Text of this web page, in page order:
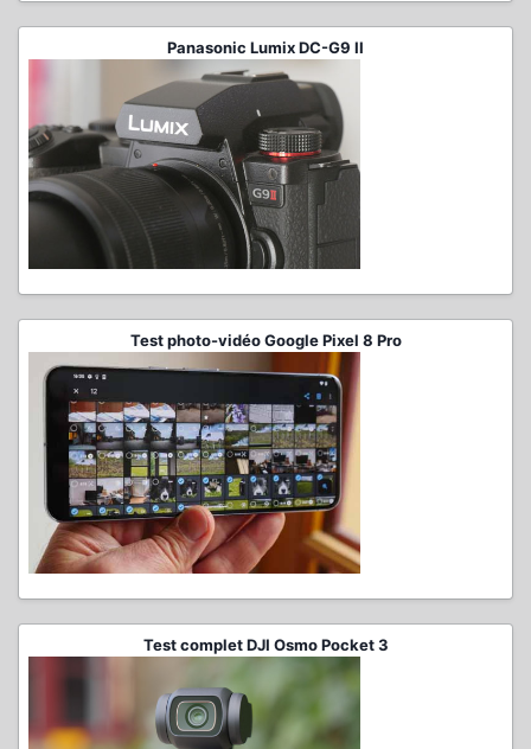
Panasonic Lumix DC-G9 II
Test photo-vidéo Google Pixel 8 Pro
Test complet DJI Osmo Pocket 3